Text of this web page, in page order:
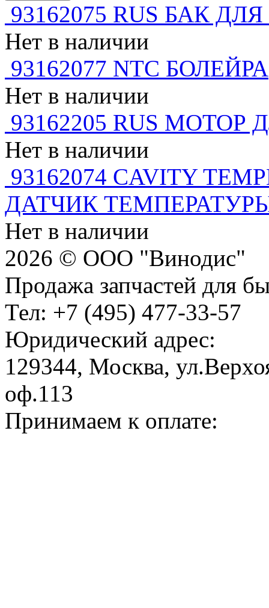
93162075 RUS БАК
Нет в наличии
93162077 NTC БОЛЕЙРА
Нет в наличии
93162205 RUS
Нет в наличии
93162074 CAVITY
ДАТЧИК
Нет в наличии
2026 © ООО "Винодис"
Продажа запчастей для
Тел: +7 (495) 477-33-57
Юридический адрес:
129344, Москва,
оф.113
Принимаем к оплате: